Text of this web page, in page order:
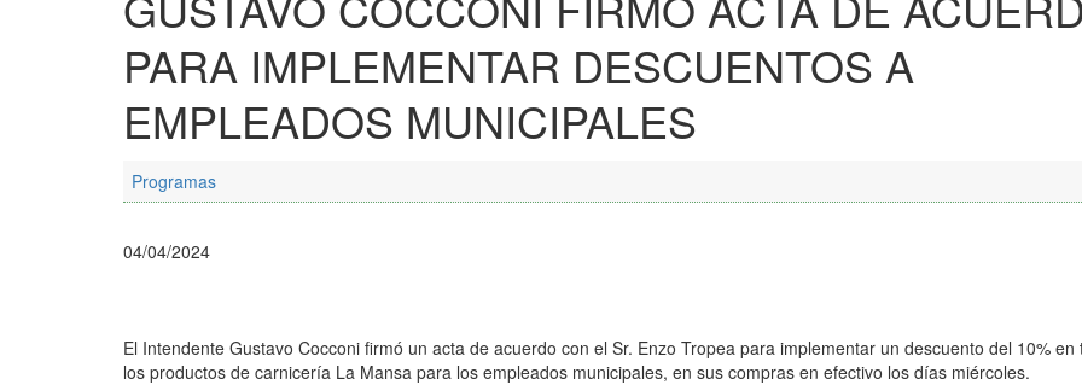
PARA IMPLEMENTAR DESCUENTOS A
EMPLEADOS MUNICIPALES
Programas
04/04/2024
El Intendente Gustavo Cocconi firmó un acta de acuerdo con el Sr. Enzo Tropea para implementar un descuento del 10% en
los productos de carnicería La Mansa para los empleados municipales, en sus compras en efectivo los días miércoles.